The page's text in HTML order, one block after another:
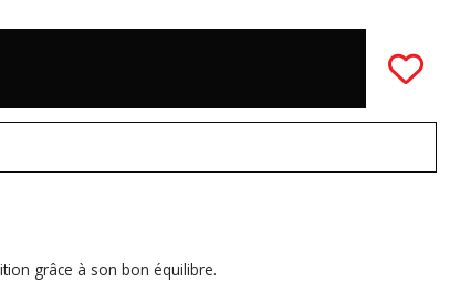
grâce à son bon équilibre.